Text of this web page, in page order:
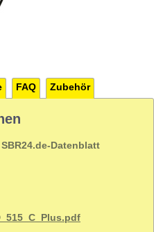
FAQ Zubehör
SBR24.de-Datenblatt